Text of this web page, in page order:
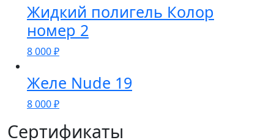
Жидкий полигель Колор
номер 2
8 000₽
Желе Nude 19
8 000₽
Сертификаты